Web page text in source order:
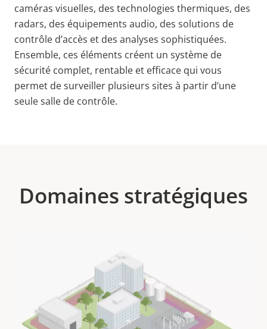
caméras visuelles, des technologies thermiques, des
radars, des équipements audio, des solutions de
contrôle d’accès et des analyses sophistiquées.
Ensemble, ces éléments créent un système de
sécurité complet, rentable et efficace qui vous
permet de surveiller plusieurs sites à partir d’une
seule salle de contrôle.
Domaines stratégiques